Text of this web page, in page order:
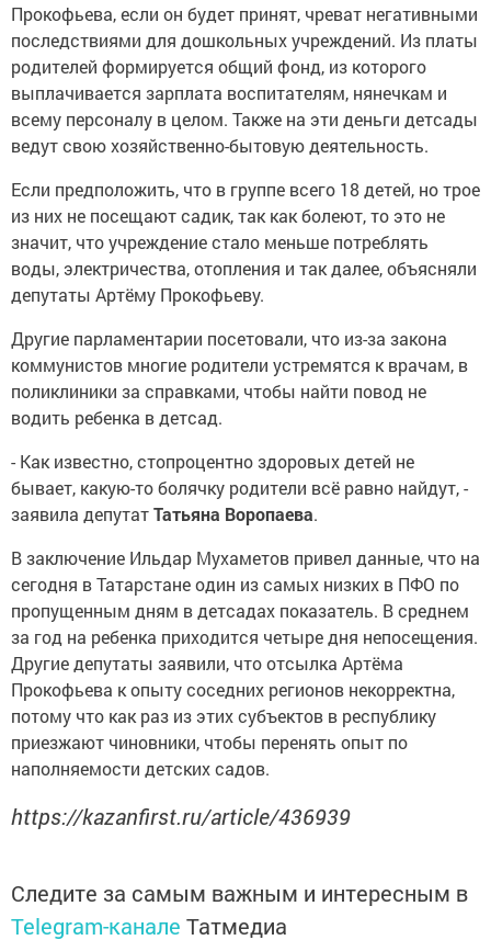
Прокофьева, если он будет принят, чреват негативными
последствиями для дошкольных учреждений. Из платы
родителей формируется общий фонд, из которого
выплачивается зарплата воспитателям, нянечкам и
всему персоналу в целом. Также на эти деньги детсады
ведут свою хозяйственно-бытовую деятельность.
Если предположить, что в группе всего 18 детей, но трое
из них не посещают садик, так как болеют, то это не
значит, что учреждение стало меньше потреблять
воды, электричества, отопления и так далее, объясняли
депутаты Артёму Прокофьеву.
Другие парламентарии посетовали, что из-за закона
коммунистов многие родители устремятся к врачам, в
поликлиники за справками, чтобы найти повод не
водить ребенка в детсад.
- Как известно, стопроцентно здоровых детей не
бывает, какую-то болячку родители всё равно найдут, -
заявила депутатТатьяна Воропаева.
В заключение Ильдар Мухаметов привел данные, что на
сегодня в Татарстане один из самых низких в ПФО по
пропущенным дням в детсадах показатель. В среднем
за год на ребенка приходится четыре дня непосещения.
Другие депутаты заявили, что отсылка Артёма
Прокофьева к опыту соседних регионов некорректна,
потому что как раз из этих субъектов в республику
приезжают чиновники, чтобы перенять опыт по
наполняемости детских садов.
https://kazanfirst.ru/article/436939
Следите за самым важным и интересным в
Telegram-канале Татмедиа